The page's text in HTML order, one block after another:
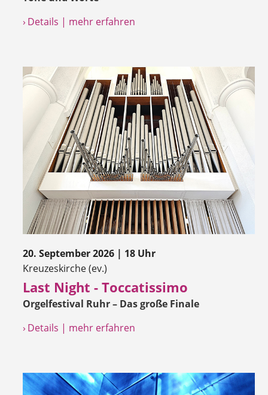
› Details | mehr erfahren
20. September 2026 | 18 Uhr
Kreuzeskirche (ev.)
Last Night - Toccatissimo
Orgelfestival Ruhr – Das große Finale
› Details | mehr erfahren